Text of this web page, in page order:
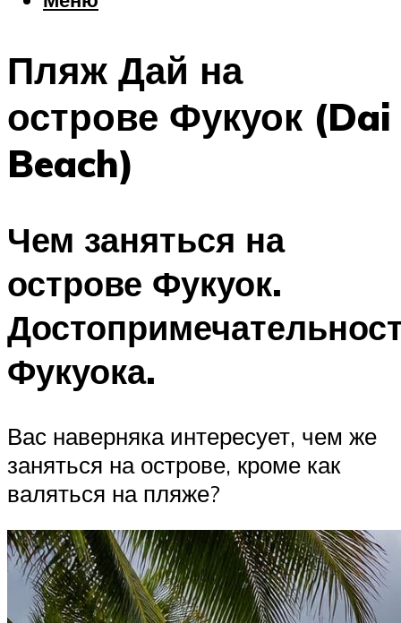
Шоппинг
Что посетить
Меню
Пляж Дай на
острове Фукуок (Dai
Beach)
Чем заняться на
острове Фукуок.
Фукуока.
Вас наверняка интересует, чем же
заняться на острове, кроме как
валяться на пляже?